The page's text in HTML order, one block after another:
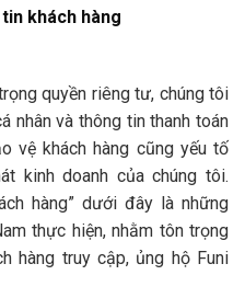
khách hàng
quyền riêng tư, chúng tôi
nhân và thông tin thanh toán
vệ khách hàng cũng yếu tố
kinh doanh của chúng tôi.
hàng” dưới đây là những
thực hiện, nhằm tôn trọng
hàng truy cập, ủng hộ Funi